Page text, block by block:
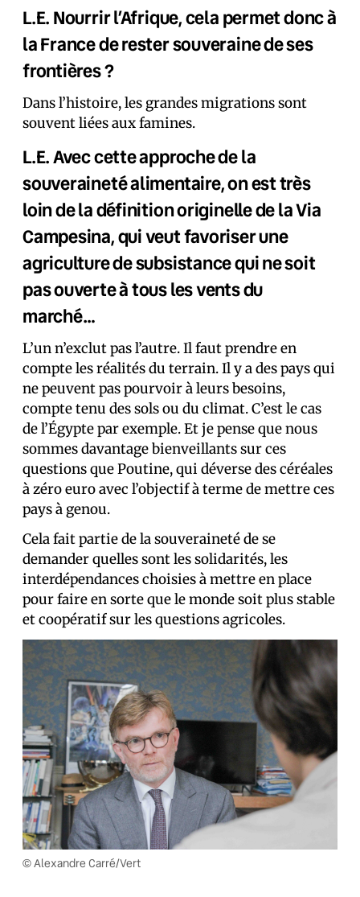
L.E. Nourrir l’Afrique, cela permet donc à
la France de rester souveraine de ses
frontières ?
Dans l’histoire, les grandes migrations sont
souvent liées aux famines.
L.E. Avec cette approche de la
souveraineté alimentaire, on est très
loin de la définition originelle de la Via
Campesina, qui veut favoriser une
agriculture de subsistance qui ne soit
pas ouverte à tous les vents du
marché…
L’un n’exclut pas l’autre. Il faut prendre en
compte les réalités du terrain. Il y a des pays qui
ne peuvent pas pourvoir à leurs besoins,
compte tenu des sols ou du climat. C’est le cas
de l’Égypte par exemple. Et je pense que nous
sommes davantage bienveillants sur ces
questions que Poutine, qui déverse des céréales
à zéro euro avec l’objectif à terme de mettre ces
pays à genou.
Cela fait partie de la souveraineté de se
demander quelles sont les solidarités, les
interdépendances choisies à mettre en place
pour faire en sorte que le monde soit plus stable
et coopératif sur les questions agricoles.
© Alexandre Carré/Vert